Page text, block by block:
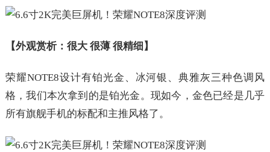
【外观赏析：很大 很薄 很精细】
荣耀NOTE8设计有铂光金、冰河银、典雅灰三种色调风
格，我们本次拿到的是铂光金。现如今，金色已经是几乎
所有旗舰手机的标配和主推风格了。